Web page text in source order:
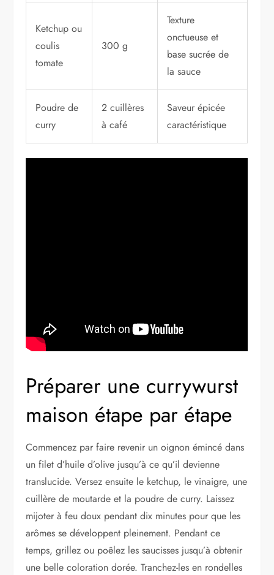
Ketchup ou
coulis
tomate
300 g
Texture
onctueuse et
base sucrée de
la sauce
Poudre de
curry
2 cuillères
à café
Saveur épicée
caractéristique
Préparer une currywurst
maison étape par étape
Commencez par faire revenir un oignon émincé dans
un filet d’huile d’olive jusqu’à ce qu’il devienne
translucide. Versez ensuite le ketchup, le vinaigre, une
cuillère de moutarde et la poudre de curry. Laissez
mijoter à feu doux pendant dix minutes pour que les
arômes se développent pleinement. Pendant ce
temps, grillez ou poêlez les saucisses jusqu’à obtenir
une belle coloration dorée. Tranchez-les en rondelles